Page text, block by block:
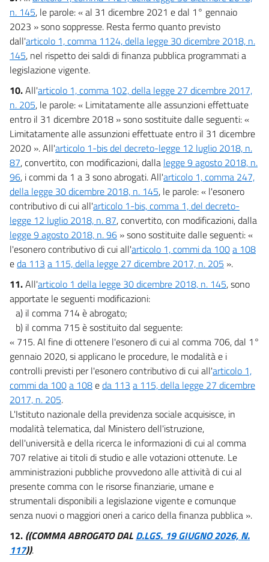
n. 145, le parole: « al 31 dicembre 2021 e dal 1° gennaio
2023 » sono soppresse. Resta fermo quanto previsto
dall'articolo 1, comma 1124, della legge 30 dicembre 2018, n.
145, nel rispetto dei saldi di finanza pubblica programmati a
legislazione vigente.
10.All'articolo 1, comma 102, della legge 27 dicembre 2017,
n. 205, le parole: « Limitatamente alle assunzioni effettuate
entro il 31 dicembre 2018 » sono sostituite dalle seguenti: «
Limitatamente alle assunzioni effettuate entro il 31 dicembre
2020 ». All'articolo 1-bis del decreto-legge 12 luglio 2018, n.
87, convertito, con modificazioni, dalla legge 9 agosto 2018, n.
96, i commi da 1 a 3 sono abrogati. All'articolo 1, comma 247,
della legge 30 dicembre 2018, n. 145, le parole: « l'esonero
contributivo di cui all'articolo 1-bis, comma 1, del decreto-
legge 12 luglio 2018, n. 87, convertito, con modificazioni, dalla
legge 9 agosto 2018, n. 96 » sono sostituite dalle seguenti: «
l'esonero contributivo di cui all'articolo 1, commi da 100a 108
eda 113 a 115, della legge 27 dicembre 2017, n. 205 ».
11.All'articolo 1 della legge 30 dicembre 2018, n. 145, sono
apportate le seguenti modificazioni:
a) il comma 714 è abrogato;
b) il comma 715 è sostituito dal seguente:
« 715. Al fine di ottenere l'esonero di cui al comma 706, dal 1°
gennaio 2020, si applicano le procedure, le modalità e i
controlli previsti per l'esonero contributivo di cui all'articolo 1,
commi da 100a 108eda 113 a 115, della legge 27 dicembre
2017, n. 205.
L'Istituto nazionale della previdenza sociale acquisisce, in
modalità telematica, dal Ministero dell'istruzione,
dell'università e della ricerca le informazioni di cui al comma
707 relative ai titoli di studio e alle votazioni ottenute. Le
amministrazioni pubbliche provvedono alle attività di cui al
presente comma con le risorse finanziarie, umane e
strumentali disponibili a legislazione vigente e comunque
senza nuovi o maggiori oneri a carico della finanza pubblica ».
12. ((COMMA ABROGATO DAL D.LGS. 19 GIUGNO 2026, N.
117)).